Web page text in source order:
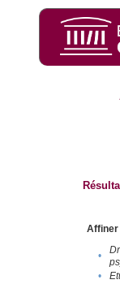
Affiner
•
•